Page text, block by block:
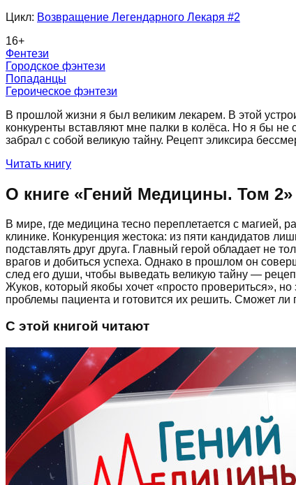
Цикл: Возвращение Легендарного Лекаря #2
16+
Фентези
Городское фэнтези
Попаданцы
Героическое фэнтези
В прошлой жизни я был великим лекарем. В этой
конкуренты вставляют мне палки в колёса. Но я бы
забрал с собой великую тайну. Рецепт эликсира
Читать книгу
О книге «Гений Медицины. Том 2»
В мире, где медицина тесно переплетается с магией,
клинике. Конкуренция жестока: из пяти кандидатов
подставлять друг друга. Главный герой обладает не
врагов и добиться успеха. Однако в прошлом он
след его души, чтобы выведать великую тайну —
Жуков, который якобы хочет «просто провериться»,
проблемы пациента и готовится их решить. Сможет ли
С этой книгой читают